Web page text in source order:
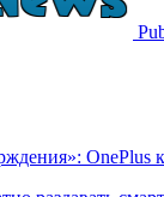
OnePlus